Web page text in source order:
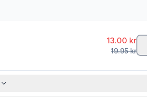
13.00 kr
19.95kr